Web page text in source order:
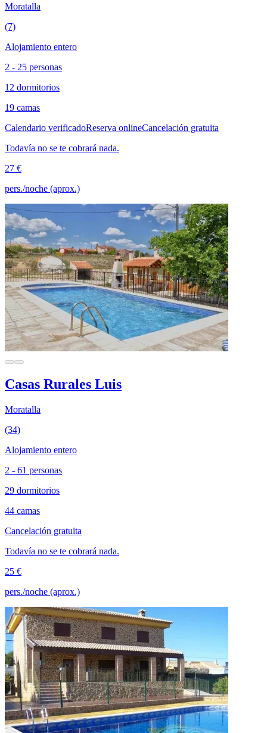
Moratalla
(7)
Alojamiento entero
2 - 25 personas
12 dormitorios
19 camas
Calendario verificadoReserva onlineCancelación gratuita
Todavía no se te cobrará nada.
27 €
pers./noche (aprox.)
Casas Rurales Luis
Moratalla
(34)
Alojamiento entero
2 - 61 personas
29 dormitorios
44 camas
Cancelación gratuita
Todavía no se te cobrará nada.
25 €
pers./noche (aprox.)